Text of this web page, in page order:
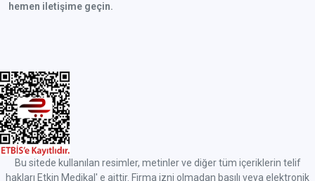
hemen iletişime geçin.
Bu sitede kullanılan resimler, metinler ve diğer tüm içeriklerin telif
hakları Etkin Medikal' e aittir. Firma izni olmadan basılı veya elektronik